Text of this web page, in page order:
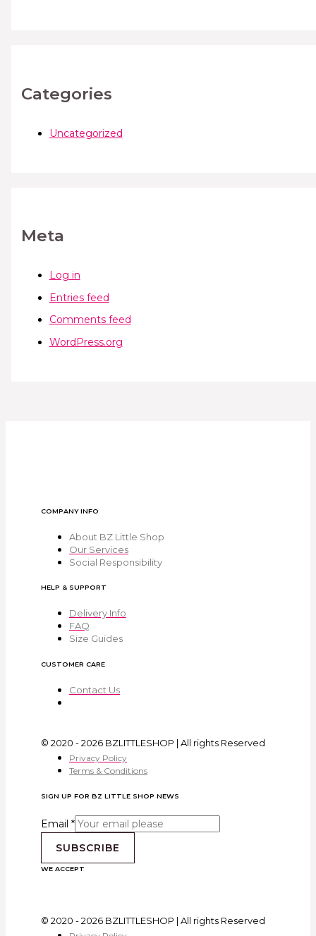
Categories
Uncategorized
Meta
Log in
Entries feed
Comments feed
WordPress.org
COMPANY INFO
About BZ Little Shop
Our Services
Social Responsibility
HELP & SUPPORT
Delivery Info
FAQ
Size Guides
CUSTOMER CARE
Contact Us
© 2020 - 2026 BZLITTLESHOP | All rights Reserved
Privacy Policy
Terms & Conditions
SIGN UP FOR BZ LITTLE SHOP NEWS
Email *
SUBSCRIBE
WE ACCEPT
© 2020 - 2026 BZLITTLESHOP | All rights Reserved